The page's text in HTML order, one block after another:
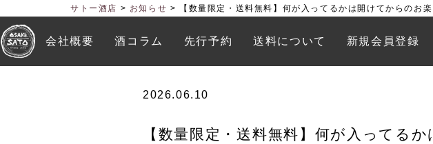
サトー酒店 > お知らせ > 【数量限定・送料無料】何が入ってるかは開けてからのお
会社概要 酒コラム 先行予約 送料について 新規会員登録
2026.06.10
【数量限定・送料無料】何が入ってる